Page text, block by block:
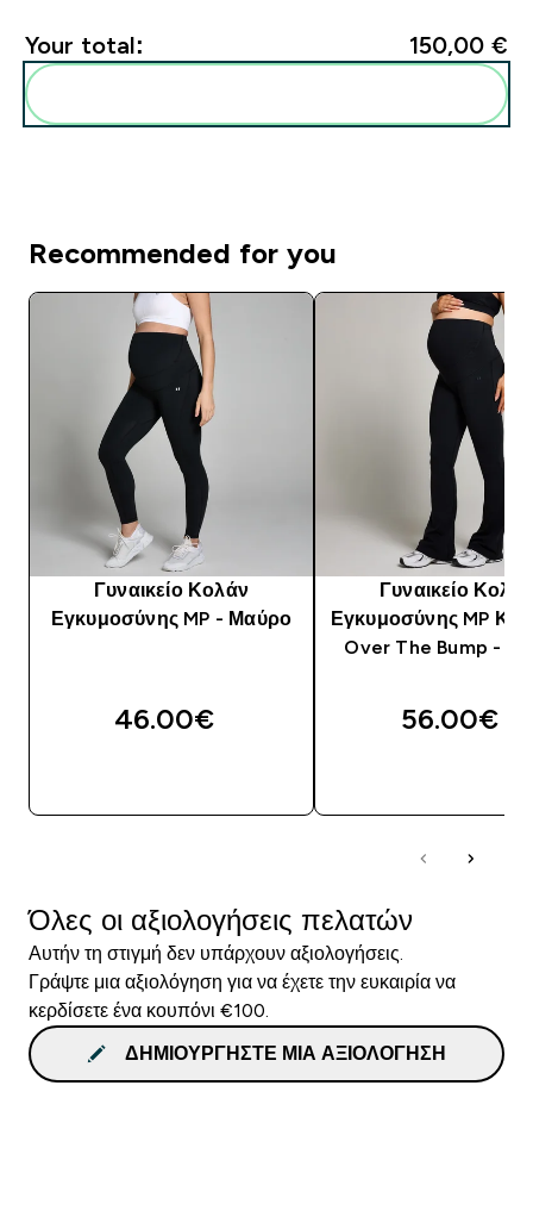
Your total: 150,00 €‎
Recommended for you
Γυναικείο Κολάν
Εγκυμοσύνης MP - Μαύρο
46.00€‎
Γυναικείο Κολάν
Εγκυμοσύνης MP
Over The Bump -
56.00€‎
Όλες οι αξιολογήσεις πελατών
Αυτήν τη στιγμή δεν υπάρχουν αξιολογήσεις.
Γράψτε μια αξιολόγηση για να έχετε την ευκαιρία να
κερδίσετε ένα κουπόνι €100.
ΔΗΜΙΟΥΡΓΉΣΤΕ ΜΙΑ ΑΞΙΟΛΌΓΗΣΗ